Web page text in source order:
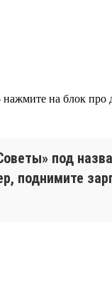
на блок про
под
поднимите